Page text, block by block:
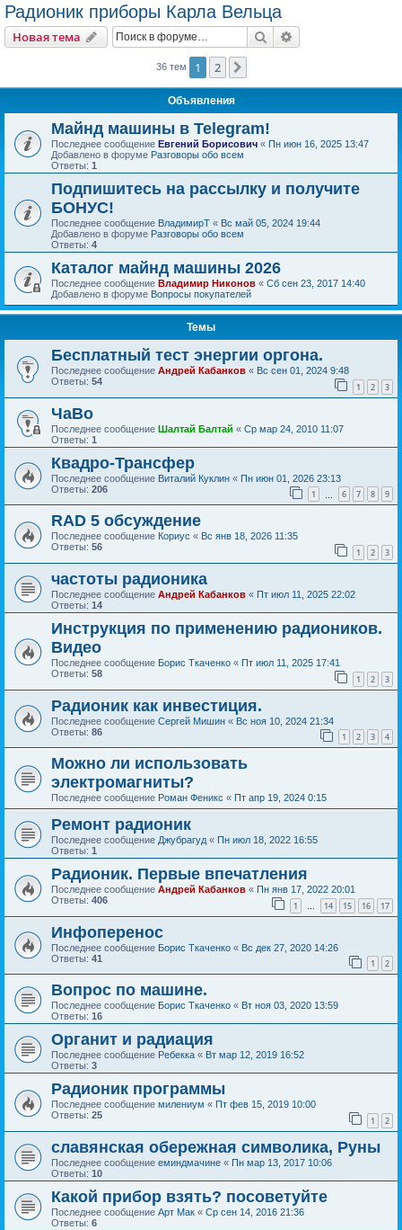
Радионик приборы Карла Вельца
Новая тема Поиск
36 тем 1 2
Объявления
Майнд машины в Telegram!
Последнее сообщение Евгений Борисович « Пн июн 16, 2025 13:47
Добавлено в форуме Разговоры обо всем
Ответы: 1
Подпишитесь на рассылку и получите
БОНУС!
Последнее сообщение ВладимирТ « Вс май 05, 2024 19:44
Добавлено в форуме Разговоры обо всем
Ответы: 4
Каталог майнд машины 2026
Последнее сообщение Владимир Никонов « Сб сен 23, 2017 14:40
Добавлено в форуме Вопросы покупателей
Темы
Бесплатный тест энергии оргона.
Последнее сообщение Андрей Кабанков « Вс сен 01, 2024 9:48
Ответы: 54 1 2 3
ЧаВо
Последнее сообщение Шалтай Балтай « Ср мар 24, 2010 11:07
Ответы: 1
Квадро-Трансфер
Последнее сообщение Виталий Куклин « Пн июн 01, 2026 23:13
Ответы: 206 1 6 7 8 9
RAD 5 обсуждение
Последнее сообщение Кориус « Вс янв 18, 2026 11:35
Ответы: 56 1 2 3
частоты радионика
Последнее сообщение Андрей Кабанков « Пт июл 11, 2025 22:02
Ответы: 14
Инструкция по применению радиоников.
Видео
Последнее сообщение Борис Ткаченко « Пт июл 11, 2025 17:41
Ответы: 58 1 2 3
Радионик как инвестиция.
Последнее сообщение Сергей Мишин « Вс ноя 10, 2024 21:34
Ответы: 86 1 2 3 4
Можно ли использовать
электромагниты?
Последнее сообщение Роман Феникс « Пт апр 19, 2024 0:15
Ремонт радионик
Последнее сообщение Джубрагуд « Пн июл 18, 2022 16:55
Ответы: 1
Радионик. Первые впечатления
Последнее сообщение Андрей Кабанков « Пн янв 17, 2022 20:01
Ответы: 406 1 … 14 15 16 17
Инфоперенос
Последнее сообщение Борис Ткаченко « Вс дек 27, 2020 14:26
Ответы: 41 1 2
Вопрос по машине.
Последнее сообщение Борис Ткаченко « Вт ноя 03, 2020 13:59
Ответы: 16
Органит и радиация
Последнее сообщение Ребекка « Вт мар 12, 2019 16:52
Ответы: 3
Радионик программы
Последнее сообщение милениум « Пт фев 15, 2019 10:00
Ответы: 25 1 2
славянская обережная символика, Руны
Последнее сообщение еминдмачине « Пн мар 13, 2017 10:06
Ответы: 10
Какой прибор взять? посоветуйте
Последнее сообщение Арт Мак « Ср сен 14, 2016 21:36
Ответы: 6